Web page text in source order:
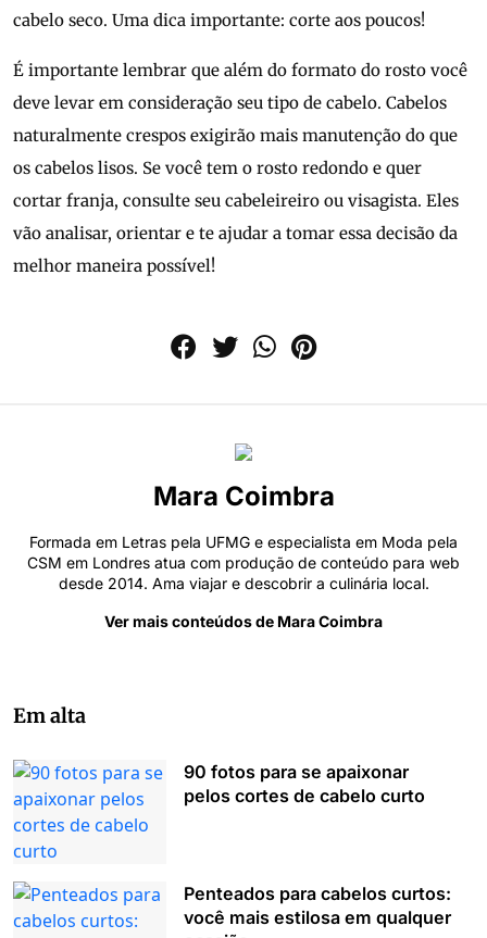
cabelo seco. Uma dica importante: corte aos poucos!
É importante lembrar que além do formato do rosto você
deve levar em consideração seu tipo de cabelo. Cabelos
naturalmente crespos exigirão mais manutenção do que
os cabelos lisos. Se você tem o rosto redondo e quer
cortar franja, consulte seu cabeleireiro ou visagista. Eles
vão analisar, orientar e te ajudar a tomar essa decisão da
melhor maneira possível!
Mara Coimbra
Formada em Letras pela UFMG e especialista em Moda pela
CSM em Londres atua com produção de conteúdo para web
desde 2014. Ama viajar e descobrir a culinária local.
Ver mais conteúdos de Mara Coimbra
Em alta
90 fotos para se apaixonar
pelos cortes de cabelo curto
Penteados para cabelos curtos:
você mais estilosa em qualquer